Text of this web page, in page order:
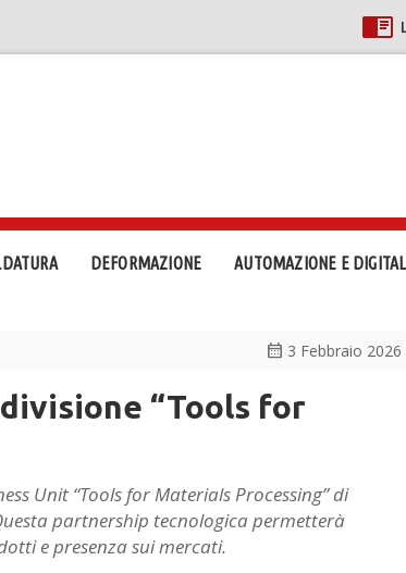
DEFORMAZIONE AUTOMAZIONE E
calendar_month 3 Febbraio 2026
“Tools for
Unit “Tools for Materials Processing” di
partnership tecnologica permetterà
e presenza sui mercati.